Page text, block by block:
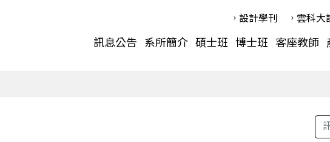
訊息公告 系所簡介 碩士班 博士班 客座教師
設計學刊 雲科⼤